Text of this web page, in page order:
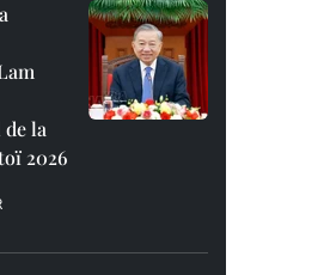
la
2026